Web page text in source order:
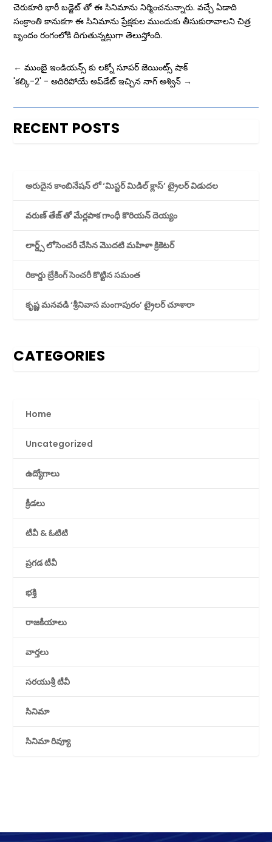
చెరుకూరి భారీ బడ్జెట్ తో ఈ సినిమాను నిర్మించనున్నారు. వచ్చే ఏడాది
సంక్రాంతి కానుకగా ఈ సినిమాను ప్రేక్షకుల ముందుకు తీసుకురావాలని చిత్ర
బృందం రంగంలోకి దిగుతున్నట్లుగా తెలుస్తోంది.
←ముంబై ఇండియన్స్ కు లక్నో సూపర్ జెయింట్స్ షాక్
'కల్కి-2' - అదిరిపోయే అప్‌డేట్ ఇచ్చిన నాగ్ అశ్విన్ →
RECENT POSTS
అరుదైన కాంబినేషన్ లో ‘మిస్టర్ మిడిల్ క్లాస్’ ట్రైలర్ విడుదల
వరుణ్ తేజ్ తో మేర్లపాక గాంధీ కొరియన్ దెయ్యం
లార్డ్స్ లోసెంచరీ చేసిన మొదటి మహిళా క్రికెటర్
రికార్డు బ్రేకింగ్ సెంచరీ కొట్టిన సమంత
కృష్ణ మనవడి ‘శ్రీనివాస మంగాపురం’ ట్రైలర్ చూశారా
CATEGORIES
Home
Uncategorized
ఉద్యోగాలు
క్రీడలు
టీవీ & ఓటిటి
ప్రగడ టీవీ
భక్తి
రాజకీయాలు
వార్తలు
సరయుశ్రీ టీవీ
సినిమా
సినిమా రివ్యూ